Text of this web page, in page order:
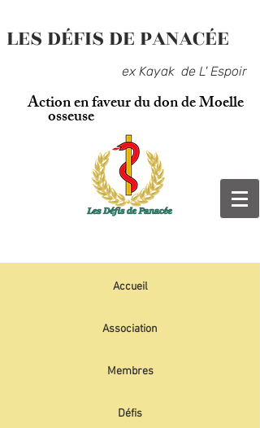
LES DÉFIS DE PANACÉE
ex Kayak de L' Espoir
Action en faveur du don de Moelle
osseuse
Accueil
Association
Membres
Défis